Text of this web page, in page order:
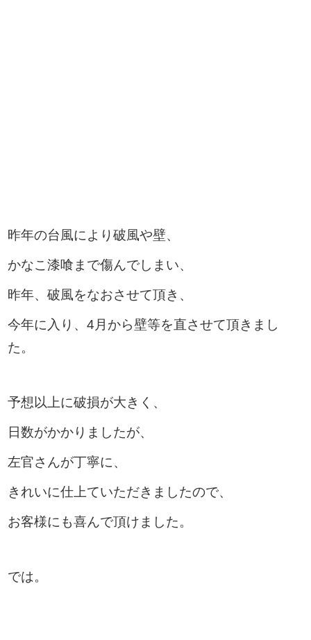
昨年の台風により破風や壁、
かなこ漆喰まで傷んでしまい、
昨年、破風をなおさせて頂き、
今年に入り、4月から壁等を直させて頂きまし
た。
予想以上に破損が大きく、
日数がかかりましたが、
左官さんが丁寧に、
きれいに仕上ていただきましたので、
お客様にも喜んで頂けました。
では。